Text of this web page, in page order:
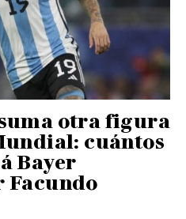
otra figura
cuántos
Bayer
Facundo